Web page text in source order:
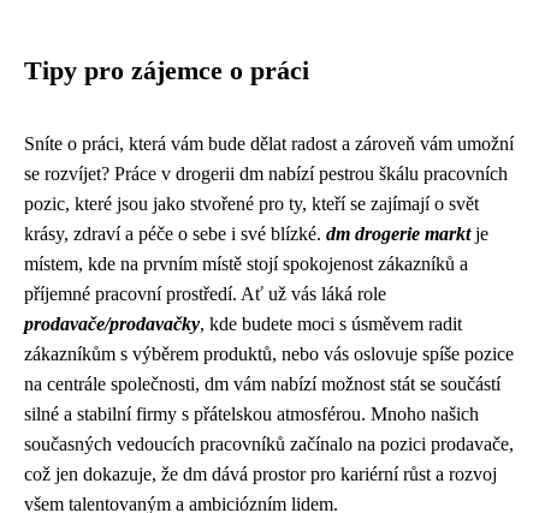
Tipy pro zájemce o práci
Sníte o práci, která vám bude dělat radost a zároveň vám umožní
se rozvíjet? Práce v drogerii dm nabízí pestrou škálu pracovních
pozic, které jsou jako stvořené pro ty, kteří se zajímají o svět
krásy, zdraví a péče o sebe i své blízké. dm drogerie marktje
místem, kde na prvním místě stojí spokojenost zákazníků a
příjemné pracovní prostředí. Ať už vás láká role
prodavače/prodavačky, kde budete moci s úsměvem radit
zákazníkům s výběrem produktů, nebo vás oslovuje spíše pozice
na centrále společnosti, dm vám nabízí možnost stát se součástí
silné a stabilní firmy s přátelskou atmosférou. Mnoho našich
současných vedoucích pracovníků začínalo na pozici prodavače,
což jen dokazuje, že dm dává prostor pro kariérní růst a rozvoj
všem talentovaným a ambiciózním lidem.